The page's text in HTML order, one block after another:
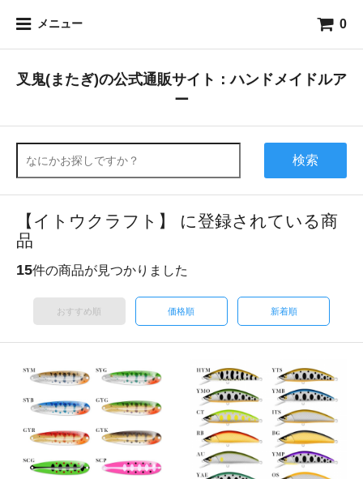
メニュー 0
叉鬼(またぎ)の公式通販サイト：ハンドメイドルア
ー
検索
【イトウクラフト】 に登録されている商
品
15件の商品が見つかりました
おすすめ順 価格順 新着順